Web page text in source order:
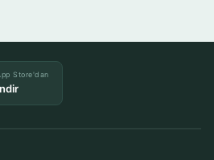
Store'dan